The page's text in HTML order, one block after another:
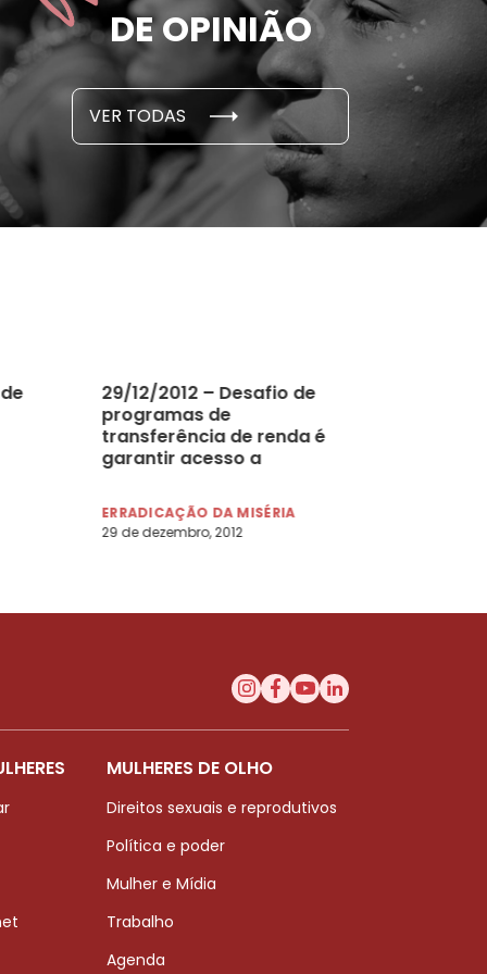
DE OPINIÃO
VER TODAS
em cada 6 já sofreu
E PESQUISAS
novembro, 2021
cidade
29/12/2012 – Desafio de
programas de
transferência de renda é
garantir acesso a
qualidade, diz especialista
ERRADICAÇÃO DA MISÉRIA
29 de dezembro, 2012
MULHERES DE OLHO
Direitos sexuais e reprodutivos
Política e poder
Mulher e Mídia
Trabalho
Agenda